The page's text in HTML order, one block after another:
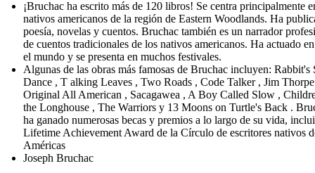
¡Bruchac ha escrito más de 120 libros! Se centra principalmente
nativos americanos de la región de Eastern Woodlands. Ha
poesía, novelas y cuentos. Bruchac también es un narrador
de cuentos tradicionales de los nativos americanos. Ha actuado
el mundo y se presenta en muchos festivales.
Algunas de las obras más famosas de Bruchac incluyen: Rabbit's
Dance , T alking Leaves , Two Roads , Code Talker , Jim
Original All American , Sacagawea , A Boy Called Slow ,
the Longhouse , The Warriors y 13 Moons on Turtle's Back .
ha ganado numerosas becas y premios a lo largo de su vida,
Lifetime Achievement Award de la Círculo de escritores nativos
Américas
Joseph Bruchac